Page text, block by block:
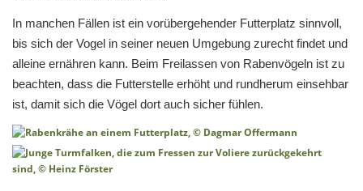
In manchen Fällen ist ein vorübergehender Futterplatz sinnvoll,
bis sich der Vogel in seiner neuen Umgebung zurecht findet und
alleine ernähren kann. Beim Freilassen von Rabenvögeln ist zu
beachten, dass die Futterstelle erhöht und rundherum einsehbar
ist, damit sich die Vögel dort auch sicher fühlen.